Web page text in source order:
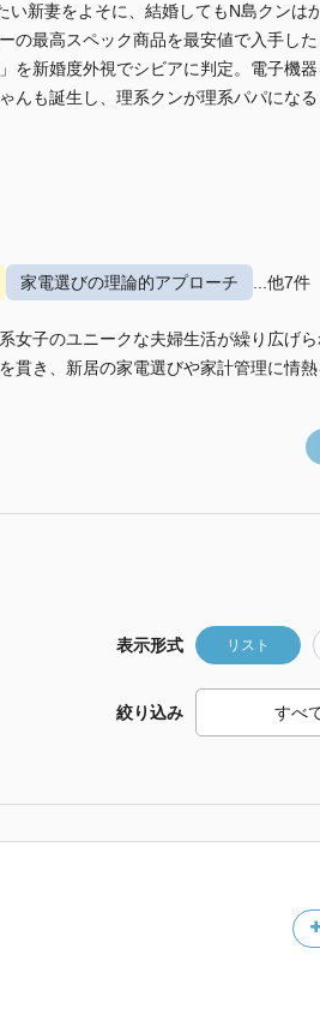
新妻をよそに、結婚してもN島クンは
最高スペック商品を最安値で入手した
を新婚度外視でシビアに判定。電子機
んも誕生し、理系クンが理系パパにな
家電選びの理論的アプローチ ...他7件
女子のユニークな夫婦生活が繰り広げら
き、新居の家電選びや家計管理に情熱
表示形式 リスト
絞り込み